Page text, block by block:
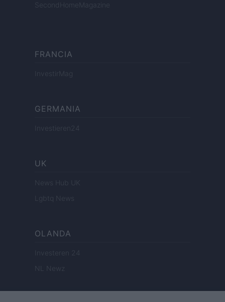
SecondHomeMagazine
FRANCIA
InvestirMag
GERMANIA
Investieren24
UK
News Hub UK
Lgbtq News
OLANDA
Investeren 24
NL Newz